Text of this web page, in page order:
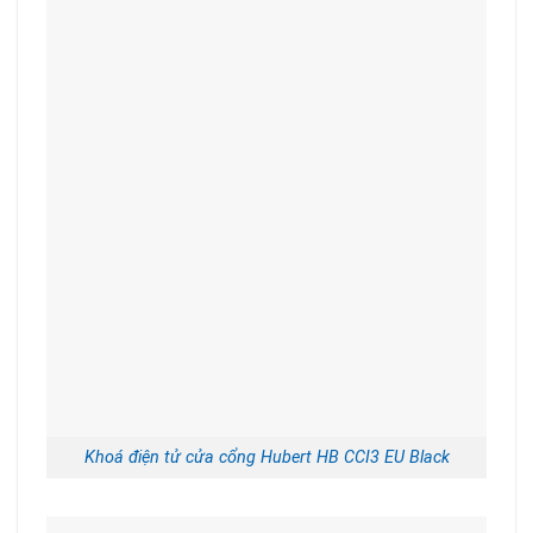
Khoá điện tử cửa cổng Hubert HB CCI3 EU Black